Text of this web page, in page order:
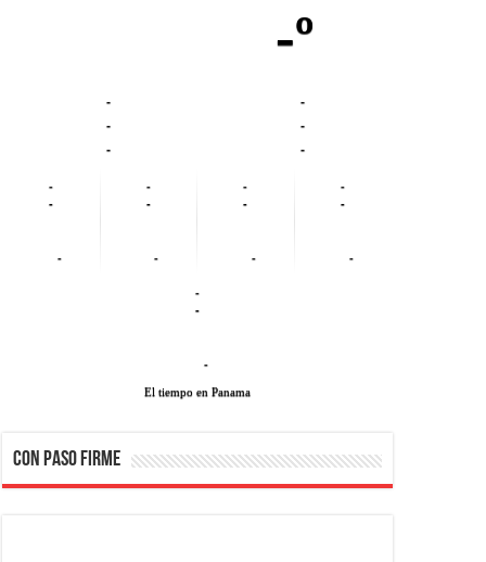
-º
-
-
-
-
-
-
-
-
-
-
-
-
-
-
-
-
-
-
-
-
-
El tiempo en Panama
CON PASO FIRME